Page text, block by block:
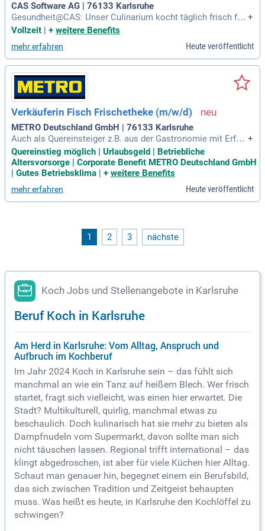
CAS Software AG | 76133 Karlsruhe
Gesundheit@CAS: Unser Culinarium kocht täglich frisch für
unsere Mitgestaltenden. In unseren Fitness-Gruppen oder m
+
Vollzeit | + weitere Benefits
mehr erfahren Heute veröffentlicht
Verkäuferin Fisch Frischetheke (m/w/d)
METRO Deutschland GmbH | 76133 Karlsruhe
Auch als Quereinsteiger z.B. aus der Gastronomie mit Erfah
rung als Koch (m/w/d) oder Restaurantfachfrau (m/w/d) sin
d Sie bei uns herzlich willkommen; Erfahrungen mit Fisch?
Umso besser!
+
Quereinstieg möglich | Urlaubsgeld | Betriebliche
Altersvorsorge | Corporate Benefit METRO Deutschland GmbH
| Gutes Betriebsklima | + weitere Benefits
mehr erfahren Heute veröffentlicht
1 2 3 nächste
Koch Jobs und Stellenangebote in Karlsruhe
Beruf Koch in Karlsruhe
Am Herd in Karlsruhe: Vom Alltag, Anspruch und
Aufbruch im Kochberuf
Im Jahr 2024 Koch in Karlsruhe sein – das fühlt sich
manchmal an wie ein Tanz auf heißem Blech. Wer frisch
startet, fragt sich vielleicht, was einen hier erwartet. Die
Stadt? Multikulturell, quirlig, manchmal etwas zu
beschaulich. Doch kulinarisch hat sie mehr zu bieten als
Dampfnudeln vom Supermarkt, davon sollte man sich
nicht täuschen lassen. Regional trifft international – das
klingt abgedroschen, ist aber für viele Küchen hier Alltag.
Schaut man genauer hin, begegnet einem ein Berufsbild,
das sich zwischen Tradition und Zeitgeist behaupten
muss. Was heißt es heute, in Karlsruhe den Kochlöffel zu
schwingen?